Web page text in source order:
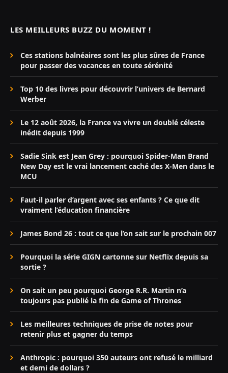
LES MEILLEURS BUZZ DU MOMENT !
Ces stations balnéaires sont les plus sûres de France
pour passer des vacances en toute sérénité
Top 10 des livres pour découvrir l’univers de Bernard
Werber
Le 12 août 2026, la France va vivre un doublé céleste
inédit depuis 1999
Sadie Sink est Jean Grey : pourquoi Spider-Man Brand
New Day est le vrai lancement caché des X-Men dans le
MCU
Faut-il parler d’argent avec ses enfants ? Ce que dit
vraiment l’éducation financière
James Bond 26 : tout ce que l’on sait sur le prochain 007
Pourquoi la série GIGN cartonne sur Netflix depuis sa
sortie ?
On sait un peu pourquoi George R.R. Martin n’a
toujours pas publié la fin de Game of Thrones
Les meilleures techniques de prise de notes pour
retenir plus et gagner du temps
Anthropic : pourquoi 350 auteurs ont refusé le milliard
et demi de dollars ?